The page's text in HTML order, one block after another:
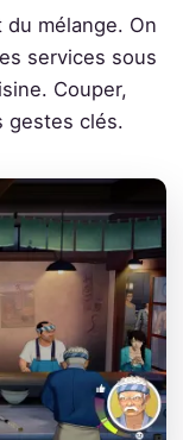
du mélange. On
services sous
Couper,
gestes clés.